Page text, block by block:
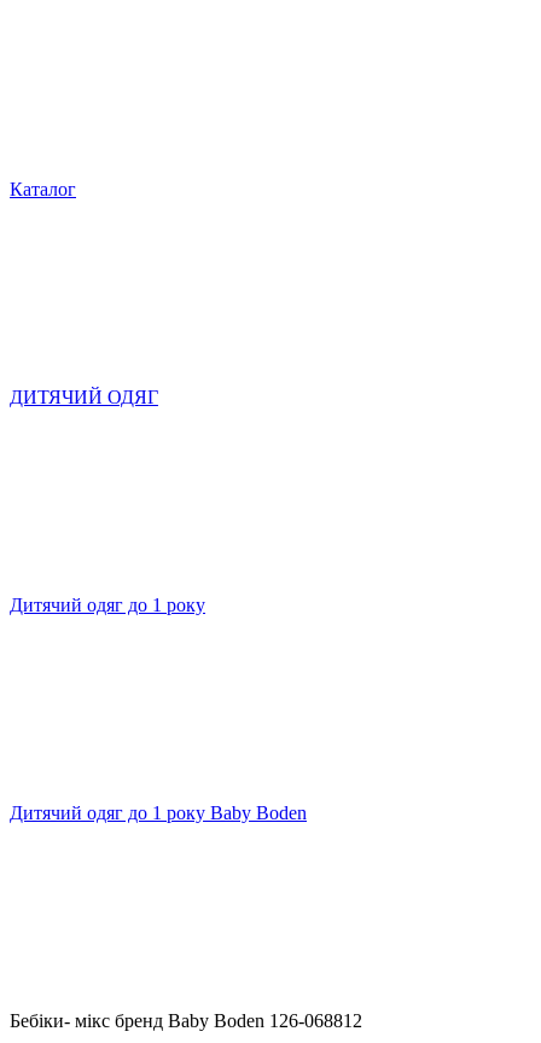
Каталог
ДИТЯЧИЙ ОДЯГ
Дитячий одяг до 1 року
Дитячий одяг до 1 року Baby Boden
Бебіки- мікс бренд Baby Boden 126-068812